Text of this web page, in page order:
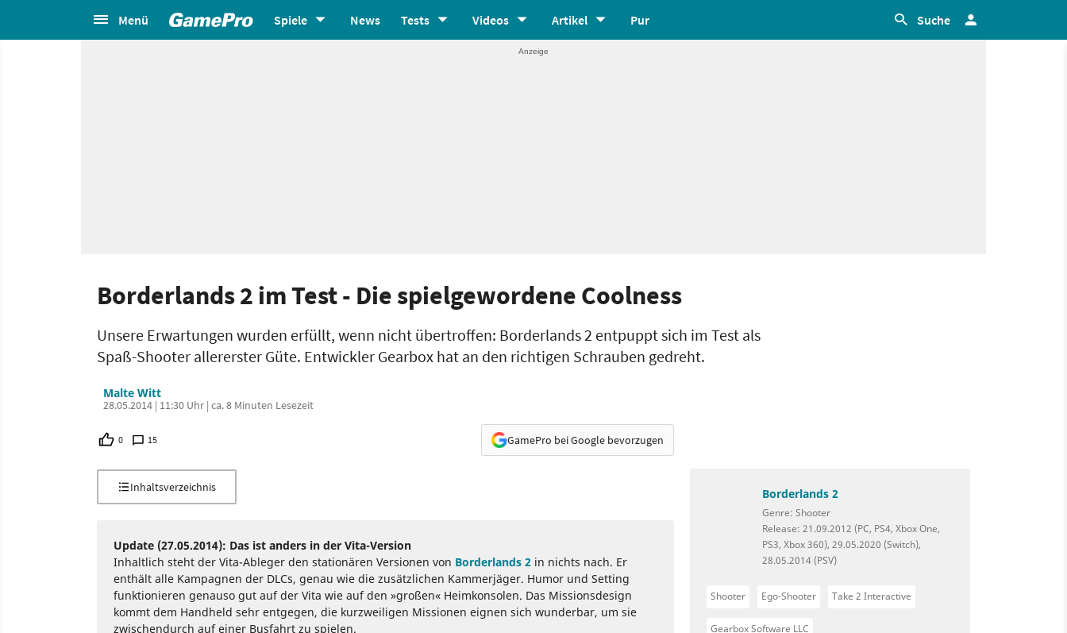
Menü Spiele News Tests Videos Artikel Pur Suche
Borderlands 2 im Test - Die spielgewordene Coolness
Unsere Erwartungen wurden erfüllt, wenn nicht übertroffen: Borderlands 2 entpuppt sich im Test als
Spaß-Shooter allererster Güte. Entwickler Gearbox hat an den richtigen Schrauben gedreht.
Malte Witt
28.05.2014 | 11:30 Uhr | ca. 8 Minuten Lesezeit
0 15 GamePro bei Google bevorzugen
Inhaltsverzeichnis
Update (27.05.2014): Das ist anders in der Vita-Version
Inhaltlich steht der Vita-Ableger den stationären Versionen von Borderlands 2 in nichts nach. Er
enthält alle Kampagnen der DLCs, genau wie die zusätzlichen Kammerjäger. Humor und Setting
funktionieren genauso gut auf der Vita wie auf den »großen« Heimkonsolen. Das Missionsdesign
kommt dem Handheld sehr entgegen, die kurzweiligen Missionen eignen sich wunderbar, um sie
zwischendurch auf einer Busfahrt zu spielen.
Borderlands 2
Genre: Shooter
Release: 21.09.2012 (PC, PS4, Xbox One,
PS3, Xbox 360), 29.05.2020 (Switch),
28.05.2014 (PSV)
Shooter Ego-Shooter Take 2 Interactive
Gearbox Software LLC